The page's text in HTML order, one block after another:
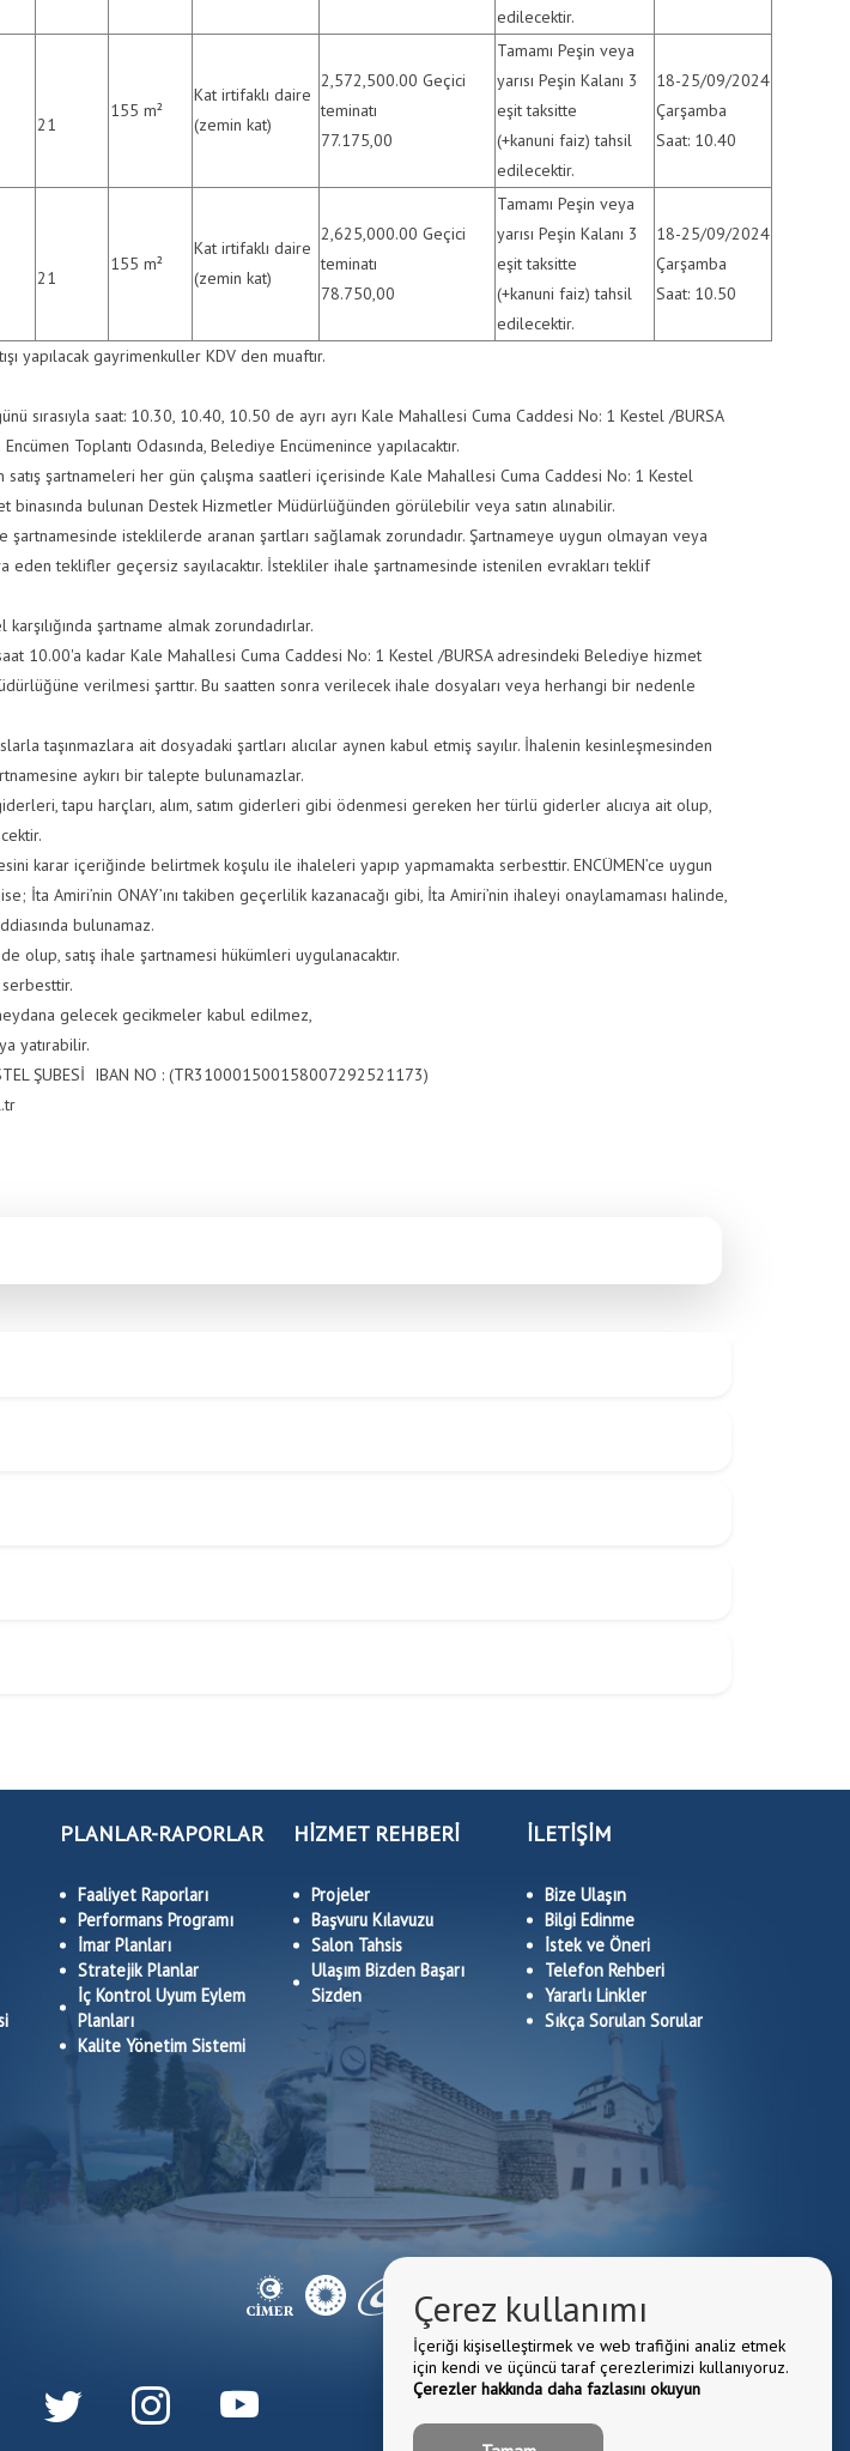
Anasayfa / İhaleler İHALE İLANI 13.09.2024
edilecektir.
21
155 m²
Kat irtifaklı daire
(zemin kat)
2,572,500.00 Geçici
teminatı
77.175,00
Tamamı Peşin veya
yarısı Peşin Kalanı 3
eşit taksitte
(+kanuni faiz) tahsil
edilecektir.
18-25/09/2024
Çarşamba
Saat: 10.40
21
155 m²
Kat irtifaklı daire
(zemin kat)
2,625,000.00 Geçici
teminatı
78.750,00
Tamamı Peşin veya
yarısı Peşin Kalanı 3
eşit taksitte
(+kanuni faiz) tahsil
edilecektir.
18-25/09/2024
Çarşamba
Saat: 10.50
yapılacak gayrimenkuller KDV den muaftır.
sırasıyla saat: 10.30, 10.40, 10.50 de ayrı ayrı Kale Mahallesi Cuma Caddesi No: 1 Kestel /BURSA
Toplantı Odasında, Belediye Encümenince yapılacaktır.
satış şartnameleri her gün çalışma saatleri içerisinde Kale Mahallesi Cuma Caddesi No: 1 Kestel
binasında bulunan Destek Hizmetler Müdürlüğünden görülebilir veya satın alınabilir.
isteklilerde aranan şartları sağlamak zorundadır. Şartnameye uygun olmayan veya
eden teklifler geçersiz sayılacaktır. İstekliler ihale şartnamesinde istenilen evrakları teklif
şartname almak zorundadırlar.
10.00'a kadar Kale Mahallesi Cuma Caddesi No: 1 Kestel /BURSA adresindeki Belediye hizmet
verilmesi şarttır. Bu saatten sonra verilecek ihale dosyaları veya herhangi bir nedenle
taşınmazlara ait dosyadaki şartları alıcılar aynen kabul etmiş sayılır. İhalenin kesinleşmesinden
aykırı bir talepte bulunamazlar.
tapu harçları, alım, satım giderleri gibi ödenmesi gereken her türlü giderler alıcıya ait olup,
karar içeriğinde belirtmek koşulu ile ihaleleri yapıp yapmamakta serbesttir. ENCÜMEN’ce uygun
İta Amiri’nin ONAY’ını takiben geçerlilik kazanacağı gibi, İta Amiri’nin ihaleyi onaylamaması halinde,
bulunamaz.
olup, satış ihale şartnamesi hükümleri uygulanacaktır.
gelecek gecikmeler kabul edilmez,
yatırabilir.
ŞUBESİ IBAN NO : (TR310001500158007292521173)
PLANLAR-RAPORLAR
Faaliyet Raporları
Performans Programı
İmar Planları
Stratejik Planlar
İç Kontrol Uyum Eylem
Planları
Kalite Yönetim Sistemi
HİZMET REHBERİ
Projeler
Başvuru Kılavuzu
Salon Tahsis
Ulaşım Bizden Başarı
Sizden
İLETİŞİM
Bize Ulaşın
Bilgi Edinme
İstek ve Öneri
Telefon Rehberi
Yararlı Linkler
Sıkça Sorulan Sorular
Çerez kullanımı
İçeriği kişiselleştirmek ve web trafiğini analiz etmek
için kendi ve üçüncü taraf çerezlerimizi kullanıyoruz.
Çerezler hakkında daha fazlasını okuyun